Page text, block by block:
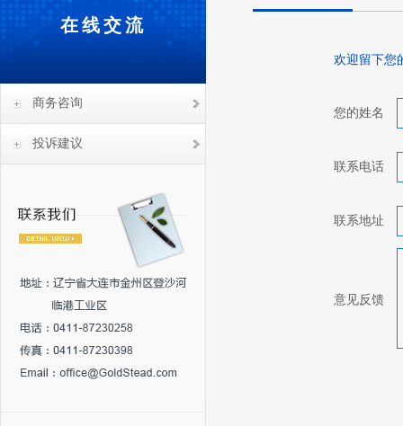
在线交流
商务咨询
投诉建议
欢迎留下您
您的姓名
联系电话
联系地址
意见反馈